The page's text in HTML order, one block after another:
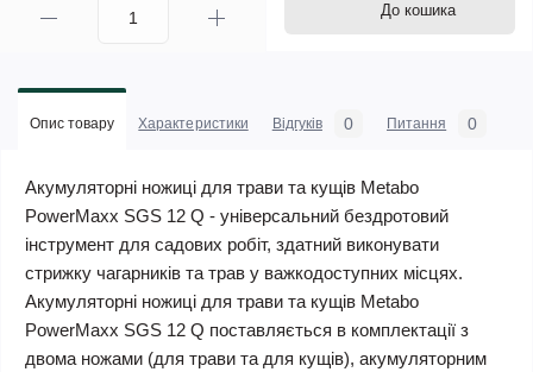
До кошика
Опис товару Характеристики Відгуків 0 Питання 0
Акумуляторні ножиці для трави та кущів Metabo
PowerMaxx SGS 12 Q - універсальний бездротовий
інструмент для садових робіт, здатний виконувати
стрижку чагарників та трав у важкодоступних місцях.
Акумуляторні ножиці для трави та кущів Metabo
PowerMaxx SGS 12 Q поставляється в комплектації з
двома ножами (для трави та для кущів), акумуляторним